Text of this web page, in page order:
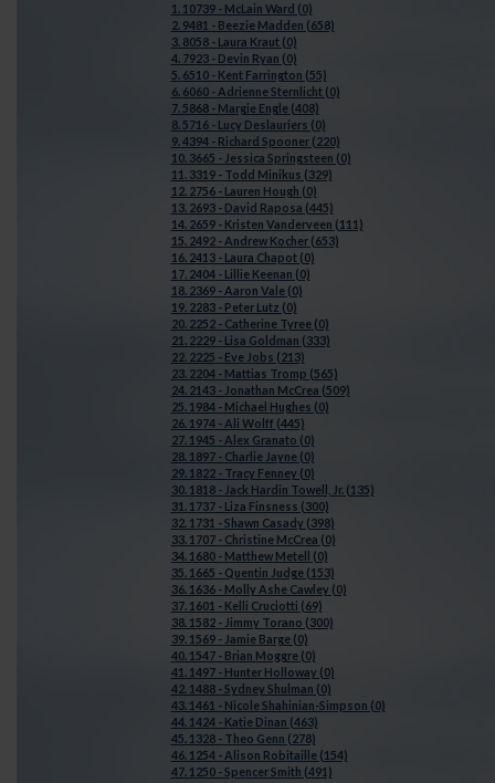
1. 10739 - McLain Ward (0)
2. 9481 - Beezie Madden (658)
3. 8058 - Laura Kraut (0)
4. 7923 - Devin Ryan (0)
5. 6510 - Kent Farrington (55)
6. 6060 - Adrienne Sternlicht (0)
7. 5868 - Margie Engle (408)
8. 5716 - Lucy Deslauriers (0)
9. 4394 - Richard Spooner (220)
10. 3665 - Jessica Springsteen (0)
11. 3319 - Todd Minikus (329)
12. 2756 - Lauren Hough (0)
13. 2693 - David Raposa (445)
14. 2659 - Kristen Vanderveen (111)
15. 2492 - Andrew Kocher (653)
16. 2413 - Laura Chapot (0)
17. 2404 - Lillie Keenan (0)
18. 2369 - Aaron Vale (0)
19. 2283 - Peter Lutz (0)
20. 2252 - Catherine Tyree (0)
21. 2229 - Lisa Goldman (333)
22. 2225 - Eve Jobs (213)
23. 2204 - Mattias Tromp (565)
24. 2143 - Jonathan McCrea (509)
25. 1984 - Michael Hughes (0)
26. 1974 - Ali Wolff (445)
27. 1945 - Alex Granato (0)
28. 1897 - Charlie Jayne (0)
29. 1822 - Tracy Fenney (0)
30. 1818 - Jack Hardin Towell, Jr. (135)
31. 1737 - Liza Finsness (300)
32. 1731 - Shawn Casady (398)
33. 1707 - Christine McCrea (0)
34. 1680 - Matthew Metell (0)
35. 1665 - Quentin Judge (153)
36. 1636 - Molly Ashe Cawley (0)
37. 1601 - Kelli Cruciotti (69)
38. 1582 - Jimmy Torano (300)
39. 1569 - Jamie Barge (0)
40. 1547 - Brian Moggre (0)
41. 1497 - Hunter Holloway (0)
42. 1488 - Sydney Shulman (0)
43. 1461 - Nicole Shahinian-Simpson (0)
44. 1424 - Katie Dinan (463)
45. 1328 - Theo Genn (278)
46. 1254 - Alison Robitaille (154)
47. 1250 - Spencer Smith (491)